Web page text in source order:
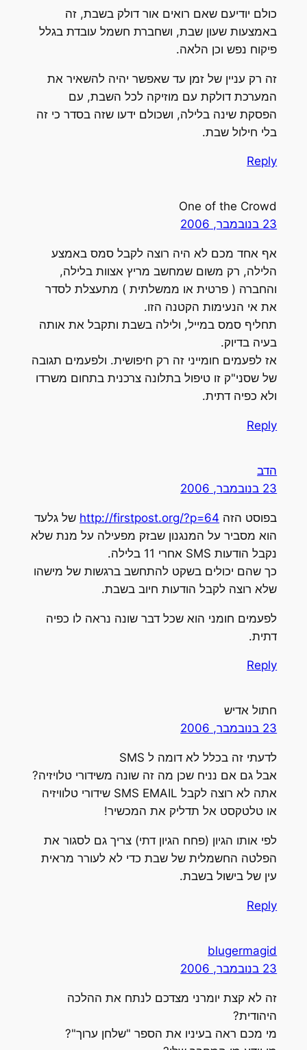
כולם יודיעם שאם רואים אור דולק בשבת, זה
באמצעות שעון שבת, ושחברת חשמל עובדת בגלל
פיקוח נפש וכן הלאה.
זה רק עניין של זמן עד שאפשר יהיה להשאיר את
המערכת דולקת עם מוזיקה לכל השבת, עם
הפסקת שינה בלילה, ושכולם ידעו שזה בסדר כי זה
בלי חילול שבת.
Reply
One of the Crowd
23 בנובמבר, 2006
אף אחד מכם לא היה רוצה לקבל סמס באמצע
הלילה, רק משום שמחשב מריץ אצוות בלילה,
והחברה ( פרטית או ממשלתית ) מתעצלת לסדר
את אי הנעימות הקטנה הזו.
תחליף סמס במייל, ולילה בשבת ותקבל את אותה
בעיה בדיוק.
אז לפעמים חומייני זה רק חיפושית. ולפעמים תגובה
של שסני"ק זו טיפול בתלונה צרכנית בתחום משרדו
ולא כפיה דתית.
Reply
הדב
23 בנובמבר, 2006
בפוסט הזה http://firstpost.org/?p=64 של גלעד
הוא מסביר על המנגנון שבזק מפעילה על מנת שלא
נקבל הודעות SMS אחרי 11 בלילה.
כך שהם יכולים בשקט להתחשב ברגשות של מישהו
שלא רוצה לקבל הודעות חיוב בשבת.
לפעמים חומני הוא שכל דבר שונה נראה לו כפיה
דתית.
Reply
חתול אדיש
23 בנובמבר, 2006
לדעתי זה בכלל לא דומה ל SMS
אבל גם אם נניח שכן מה זה שונה משידורי טלויזיה?
אתה לא רוצה לקבל SMS EMAIL שידורי טלוויזיה
או טלטקסט אל תדליק את המכשיר!
לפי אותו הגיון (פחח הגיון דתי) צריך גם לסגור את
הפלטה החשמלית של שבת כדי לא לעורר מראית
עין של בישול בשבת.
Reply
blugermagid
23 בנובמבר, 2006
זה לא קצת יומרני מצדכם לנתח את ההלכה
היהודית?
מי מכם ראה בעיניו את הספר "שלחן ערוך"?